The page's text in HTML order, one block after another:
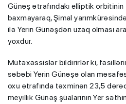
Günəş ətrafındakı elliptik
baxmayaraq, Şimal
ilə Yerin Günəşdən uzaq olması
yoxdur.
Mütəxəssislər bildirirlər ki,
səbəbi Yerin Günəşə olan
oxu ətrafında təxminən 23,5
meyillik Günəş şüalarının Yer